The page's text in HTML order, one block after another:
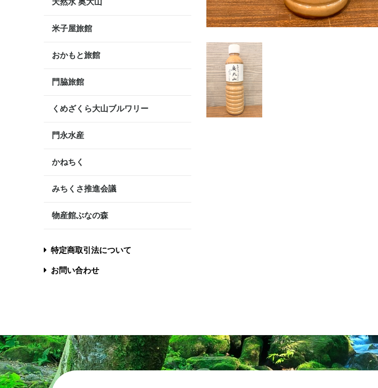
天然水 奥大山
米子屋旅館
おかもと旅館
門脇旅館
くめざくら大山ブルワリー
門永水産
かねちく
みちくさ推進会議
物産館ぶなの森
特定商取引法について
お問い合わせ